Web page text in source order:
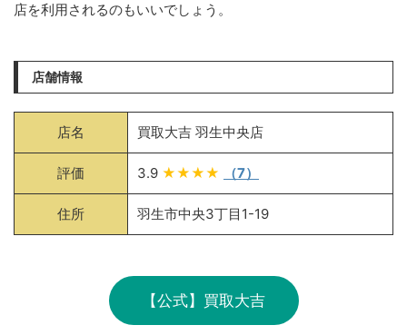
店を利用されるのもいいでしょう。
店舗情報
店名 買取大吉 羽生中央店
評価 3.9 ★★★★ （7）
住所 羽生市中央3丁目1-19
【公式】買取大吉